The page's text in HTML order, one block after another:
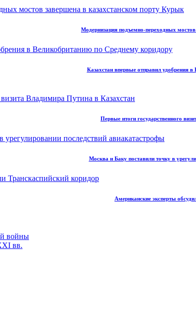
Модернизация подъемно-переходных
Казахстан впервые отправил удобрения
Первые итоги государственного
Москва и Баку поставили точку в
Американские эксперты
войны
вв.